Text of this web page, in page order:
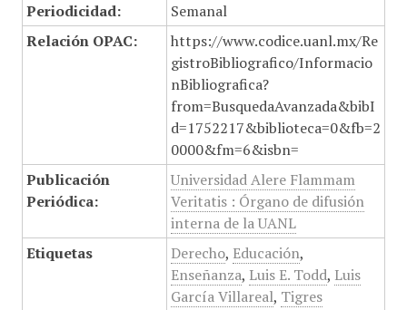
Periodicidad:
Semanal
Relación OPAC:
https://www.codice.uanl.mx/Re
gistroBibliografico/Informacio
nBibliografica?
from=BusquedaAvanzada&bibI
d=1752217&biblioteca=0&fb=2
0000&fm=6&isbn=
Publicación
Periódica:
Universidad Alere Flammam
Veritatis : Órgano de difusión
interna de la UANL
Etiquetas
Derecho, Educación,
Enseñanza, Luis E. Todd, Luis
García Villareal, Tigres